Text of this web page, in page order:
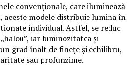
convenționale, care iluminează
modele distribuie lumina în
individual. Astfel, se reduc
iar luminozitatea și
grad înalt de finețe și echilibru,
sau profunzime.